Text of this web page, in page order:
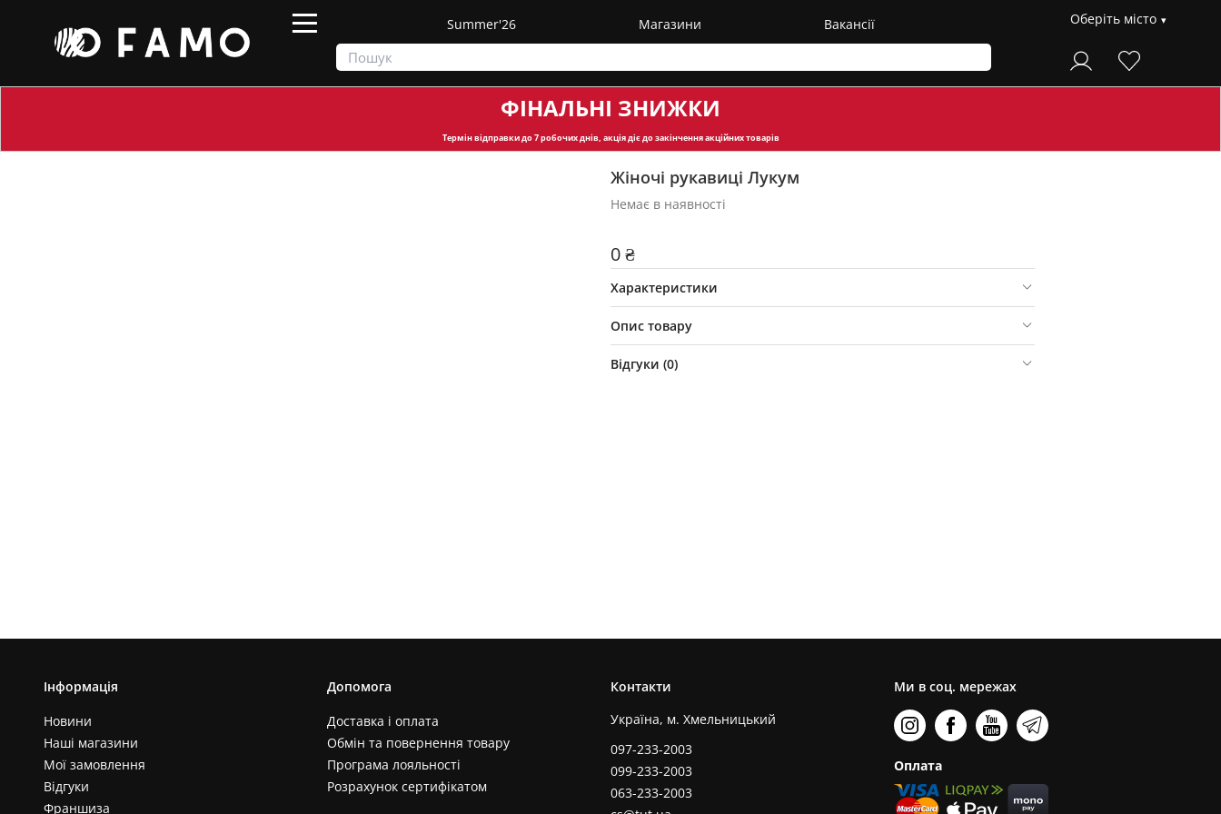
Summer'26 Магазини Вакансії Оберіть місто
ФІНАЛЬНІ ЗНИЖКИ
Термін відправкидо 7 робочих днів, акція діє до закінчення акційних товарів
Жіночі рукавиці Лукум
Немає в наявності
0 ₴
Характеристики
Опис товару
Відгуки (0)
Інформація
Новини
Наші магазини
Мої замовлення
Відгуки
Франшиза
Допомога
Доставка і оплата
Обмін та повернення товару
Програма лояльності
Розрахунок сертифікатом
Контакти
Україна, м. Хмельницький
097-233-2003
099-233-2003
063-233-2003
Ми в соц. мережах
Оплата